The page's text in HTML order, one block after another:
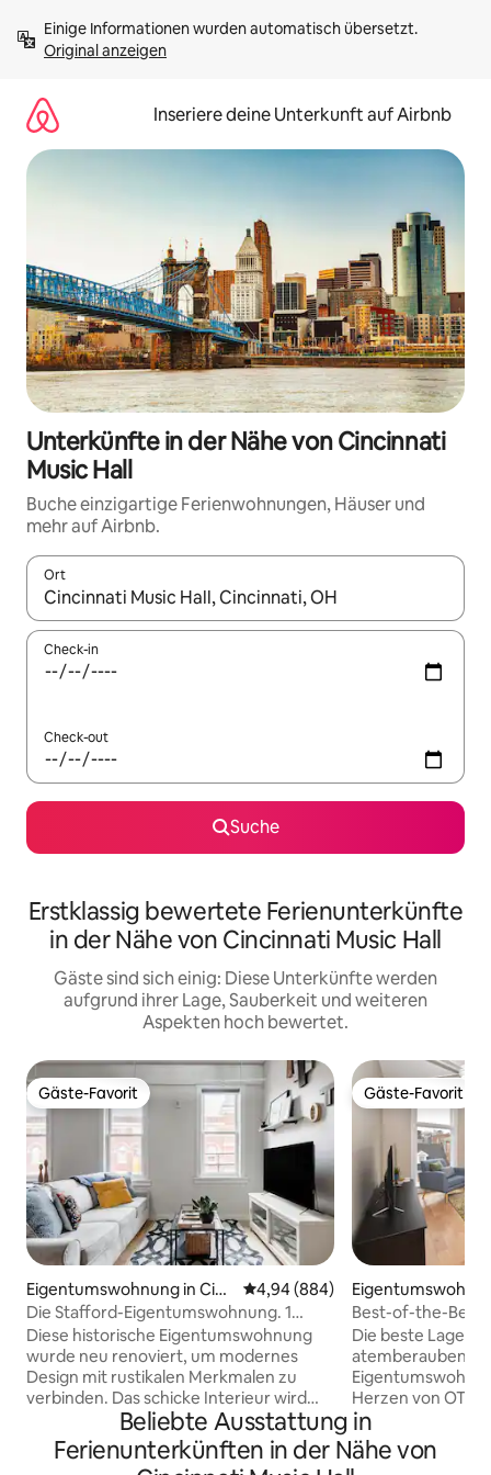
Inhalten
springenOriginal anzeigen
Inseriere deine Unterkunft auf Airbnb
Unterkünfte in der Nähe von Cincinnati
Music Hall
Buche einzigartige Ferienwohnungen, Häuser und
mehr auf Airbnb.
Ort
Wenn Ergebnisse verfügbar sind, navigiere mit den
Check-in
Check-out
Suche
Erstklassig bewertete Ferienunterkünfte
in der Nähe von Cincinnati Music Hall
Gäste sind sich einig: Diese Unterkünfte werden
aufgrund ihrer Lage, Sauberkeit und weiteren
Aspekten hoch bewertet.
Gäste-Favorit
Gäste-Favorit
Eigentumswohnung in Cinc
innati
Durchschnittliche Bewertung:
4,94 (884)
Die Stafford-Eigentumswohnung. 1
Bett/1 Bad. Unschlagbare Lage
Diese historische Eigentumswohnung
wurde neu renoviert, um modernes
Design mit rustikalen Merkmalen zu
verbinden. Das schicke Interieur wird
durch die freiliegenden Ziegel, Quarz-
Arbeitsplatten, Parkettböden und
moderne Leuchten akzentuiert. Die
Gäste-Favorit
Gäste-Favorit
nnati
Best-of-the-Best
Parkplätze!
Die beste Lage in
atemberaubende
Herzen von OTR.
von allem
Washington Park,
Restaurants, Bars
Beliebte Ausstattung in
Ferienunterkünften in der Nähe von